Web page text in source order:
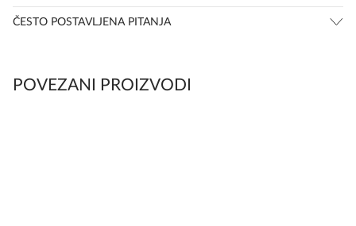
ČESTO POSTAVLJENA PITANJA
POVEZANI PROIZVODI